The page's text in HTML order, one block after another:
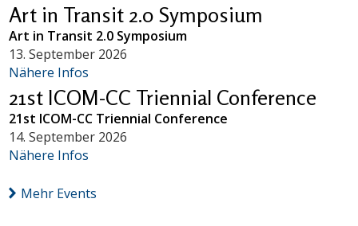
Art in Transit 2.0 Symposium
Art in Transit 2.0 Symposium
13. September 2026
Nähere Infos
21st ICOM-CC Triennial Conference
21st ICOM-CC Triennial Conference
14. September 2026
Nähere Infos
Mehr Events